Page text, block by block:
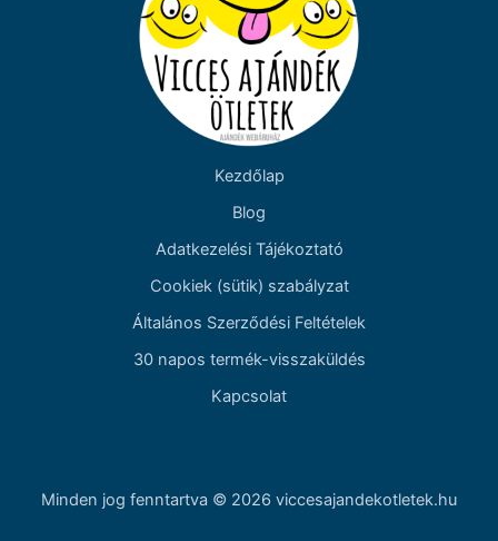
Kezdőlap
Blog
Adatkezelési Tájékoztató
Cookiek (sütik) szabályzat
Általános Szerződési Feltételek
30 napos termék-visszaküldés
Kapcsolat
Minden jog fenntartva © 2026 viccesajandekotletek.hu